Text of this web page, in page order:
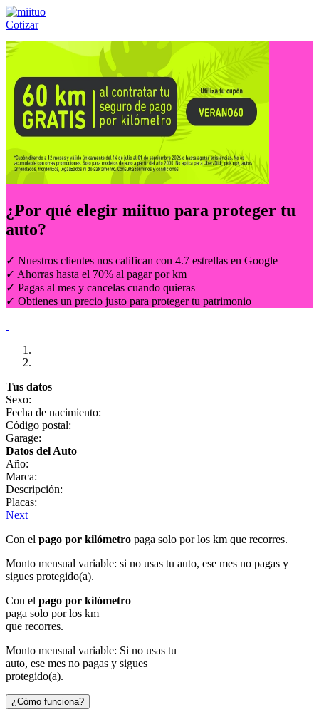
Cotizar
Llámanos al:(55) 84-21-05-00 ó
¿Por qué elegir miituo para proteger tu
auto?
✓ Nuestros clientes nos califican con 4.7 estrellas en Google
✓ Ahorras hasta el 70% al pagar por km
✓ Pagas al mes y cancelas cuando quieras
✓ Obtienes un precio justo para proteger tu patrimonio
Tus datos
Sexo:
Fecha de nacimiento:
Código postal:
Garage:
Datos del Auto
Año:
Marca:
Descripción:
Placas:
Next
Con el pago por kilómetro paga solo por los km que recorres.
Monto mensual variable: si no usas tu auto, ese mes no pagas y
sigues protegido(a).
Con el pago por kilómetro
paga solo por los km
que recorres.
Monto mensual variable: Si no usas tu
auto, ese mes no pagas y sigues
protegido(a).
¿Cómo funciona?